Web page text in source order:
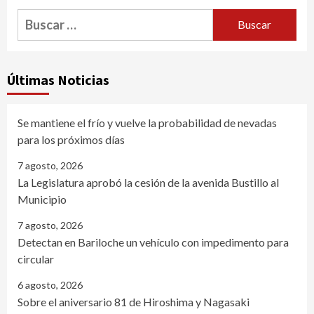
Buscar:
Últimas Noticias
Se mantiene el frío y vuelve la probabilidad de nevadas
para los próximos días
7 agosto, 2026
La Legislatura aprobó la cesión de la avenida Bustillo al
Municipio
7 agosto, 2026
Detectan en Bariloche un vehículo con impedimento para
circular
6 agosto, 2026
Sobre el aniversario 81 de Hiroshima y Nagasaki